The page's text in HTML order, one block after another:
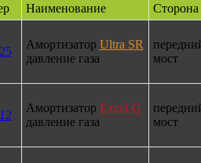
Наименование Сторона
Амортизатор Ultra SR
давление газа
мост
Амортизатор Excel-G
давление газа
мост